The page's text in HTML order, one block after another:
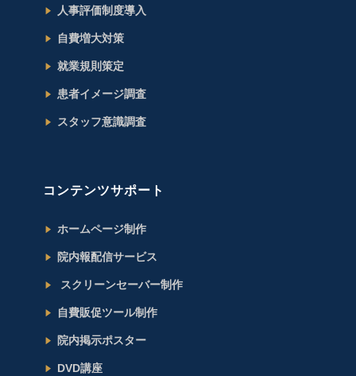
人事評価制度導入
自費増大対策
就業規則策定
患者イメージ調査
スタッフ意識調査
コンテンツサポート
ホームページ制作
院内報配信サービス
スクリーンセーバー制作
自費販促ツール制作
院内掲示ポスター
DVD講座